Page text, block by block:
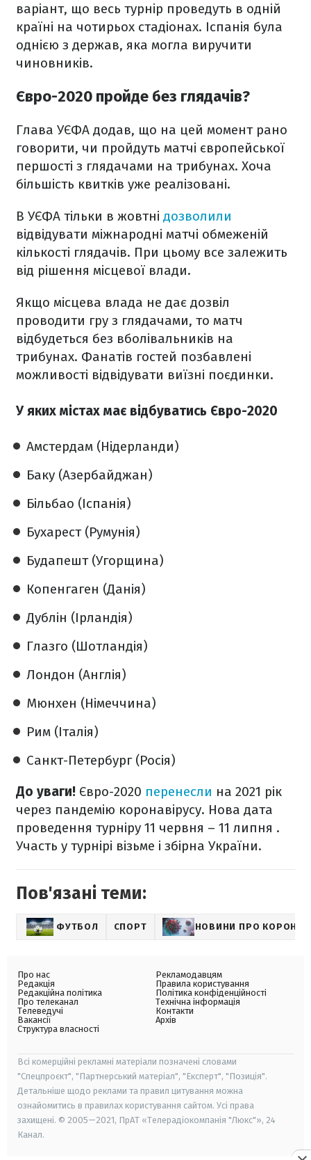
варіант, що весь турнір проведуть в одній
країні на чотирьох стадіонах. Іспанія була
однією з держав, яка могла виручити
чиновників.
Євро-2020 пройде без глядачів?
Глава УЄФА додав, що на цей момент рано
говорити, чи пройдуть матчі європейської
першості з глядачами на трибунах. Хоча
більшість квитків уже реалізовані.
В УЄФА тільки в жовтні дозволили
відвідувати міжнародні матчі обмеженій
кількості глядачів. При цьому все залежить
від рішення місцевої влади.
Якщо місцева влада не дає дозвіл
проводити гру з глядачами, то матч
відбудеться без вболівальників на
трибунах. Фанатів гостей позбавлені
можливості відвідувати виїзні поєдинки.
У яких містах має відбуватись Євро-2020
Амстердам (Нідерланди)
Баку (Азербайджан)
Більбао (Іспанія)
Бухарест (Румунія)
Будапешт (Угорщина)
Копенгаген (Данія)
Дублін (Ірландія)
Глазго (Шотландія)
Лондон (Англія)
Мюнхен (Німеччина)
Рим (Італія)
Санкт-Петербург (Росія)
До уваги! Євро-2020 перенесли на 2021 рік
через пандемію коронавірусу. Нова дата
проведення турніру 11 червня – 11 липня .
Участь у турнірі візьме і збірна України.
Пов'язані теми:
ФУТБОЛ СПОРТ НОВИНИ ПРО
Про нас
Редакція
Редакційна політика
Про телеканал
Телеведучі
Вакансії
Структура власності
Рекламодавцям
Правила користування
Політика конфіденційності
Технічна інформація
Контакти
Архів
Всі комерційні рекламні матеріали позначені словами
"Спецпроєкт", "Партнерський матеріал", "Експерт", "Позиція".
Детальніше щодо реклами та правил цитування можна
ознайомитись в правилах користування сайтом. Усі права
захищені. © 2005—2021, ПрАТ «Телерадіокомпанія "Люкс"», 24
Канал.